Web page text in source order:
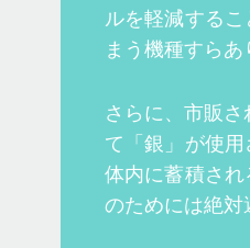
ルを軽減する
まう機種すらあ
さらに、市販
て「銀」が使
体内に蓄積さ
のためには絶